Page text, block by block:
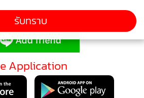
มข่าวสารผ่านทาง LINE
Application
รับทราบ